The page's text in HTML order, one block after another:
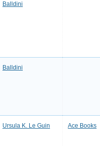
Balldini
Balldini
Ursula K. Le Guin Ace Books